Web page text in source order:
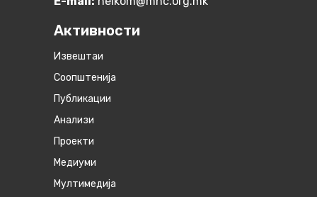
Активности
Извештаи
Соопштенија
Публикации
Анализи
Проекти
Медиуми
Мултимедија